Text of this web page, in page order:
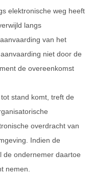
elektronische weg heeft
langs
van het
niet door de
de overeenkomst
stand komt, treft de
overdracht van
Indien de
de ondernemer daartoe
nemen.